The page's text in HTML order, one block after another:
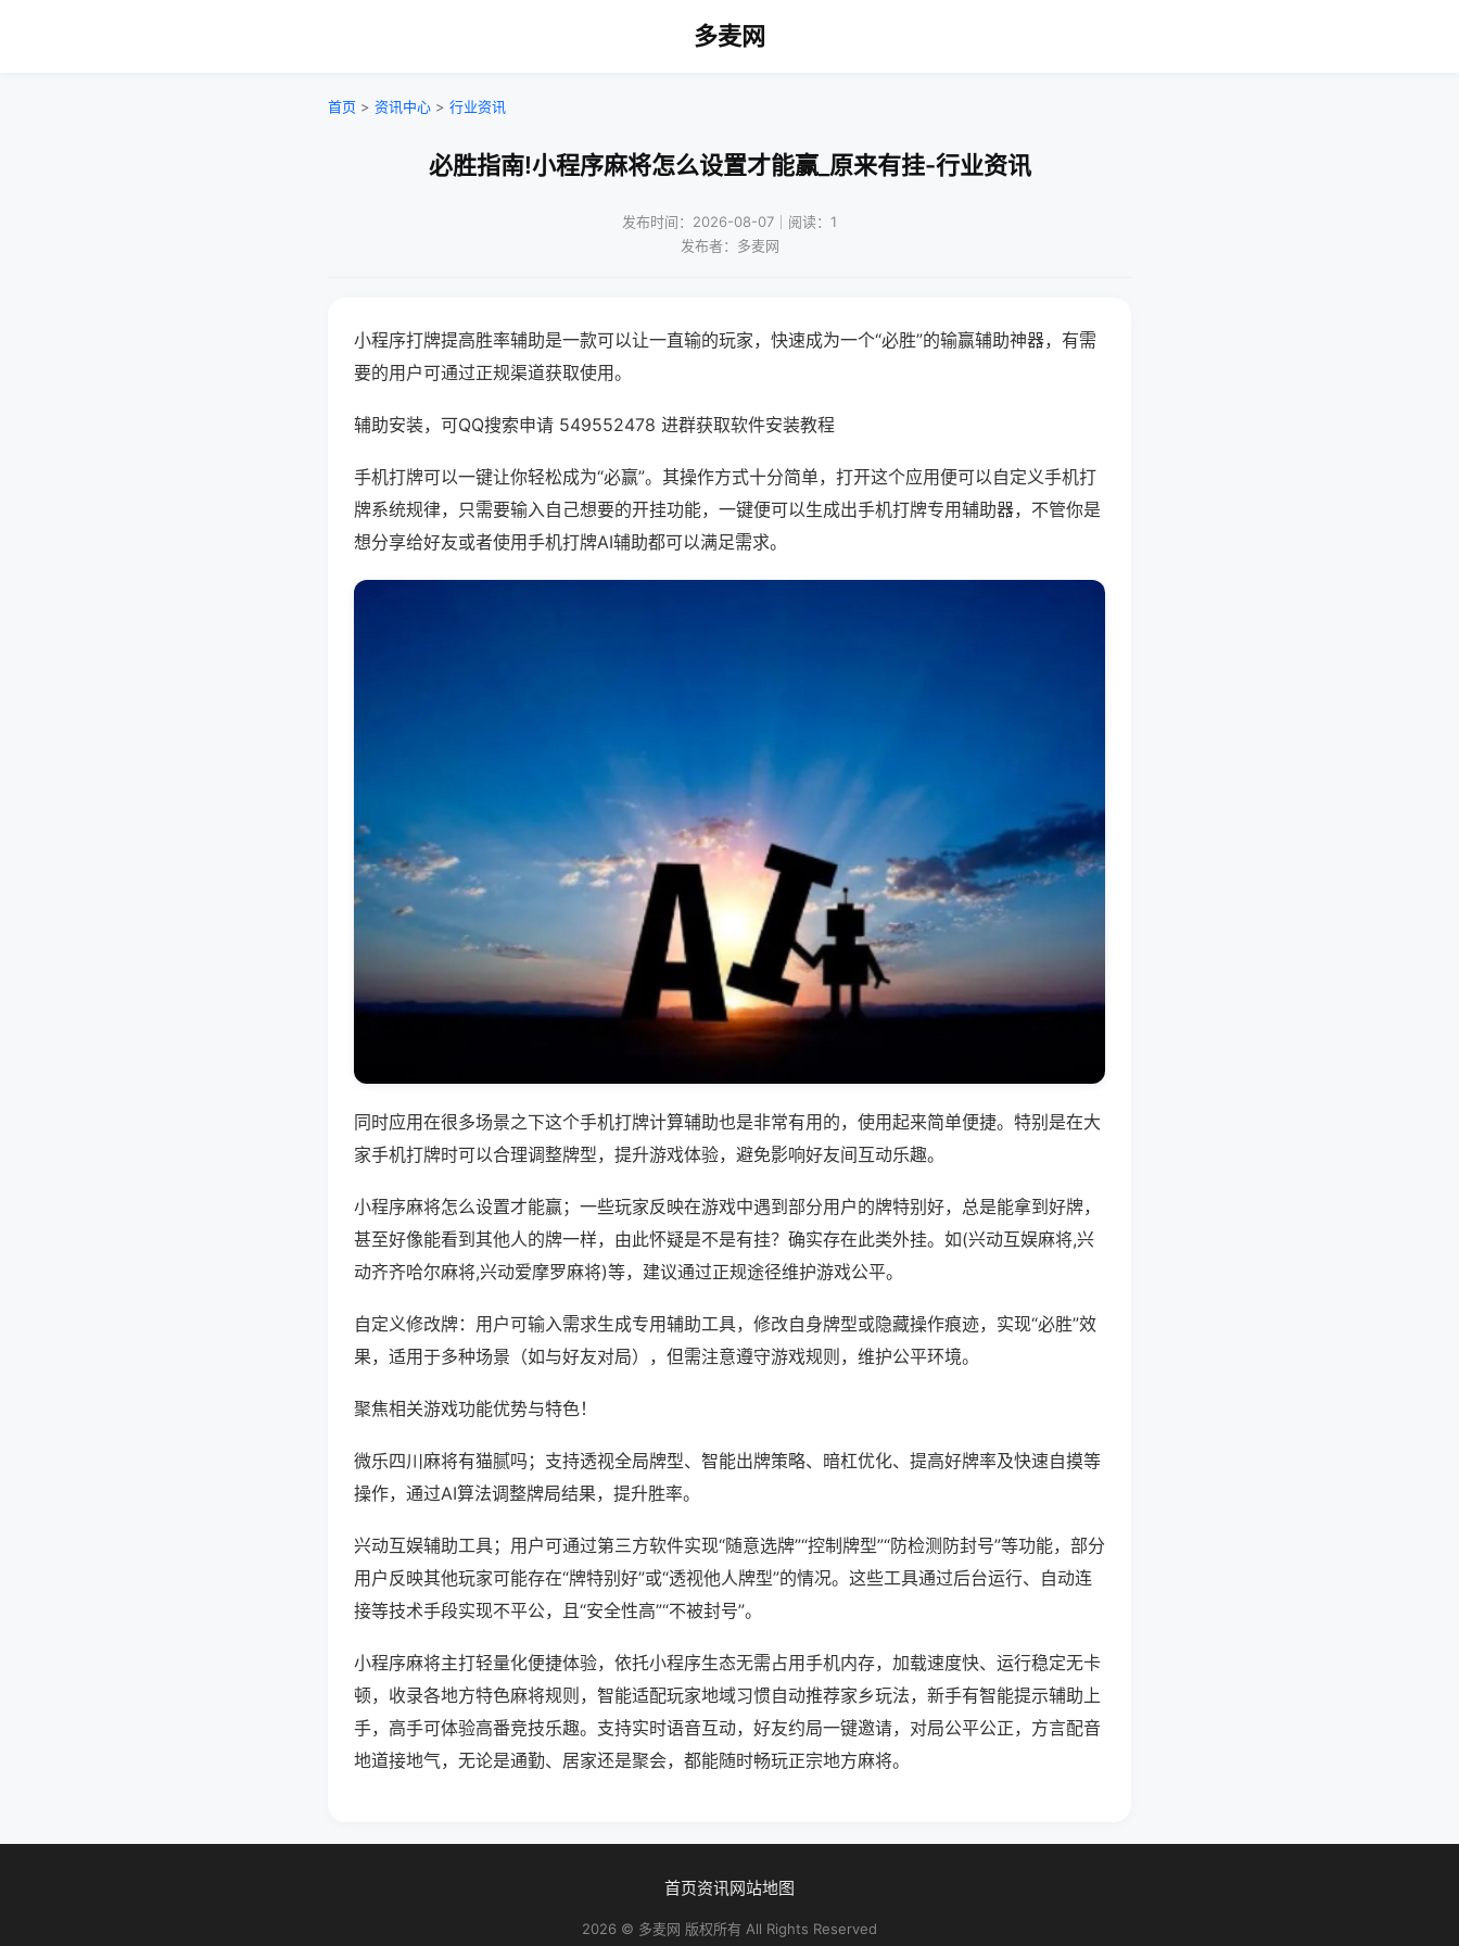
多麦网
首页 > 资讯中心 > 行业资讯
必胜指南!小程序麻将怎么设置才能赢_原来有挂-行业资讯
发布时间：2026-08-07｜阅读：1
发布者：多麦网
小程序打牌提高胜率辅助是一款可以让一直输的玩家，快速成为一个“必胜”的输赢辅助神器，有需
要的用户可通过正规渠道获取使用。
辅助安装，可QQ搜索申请 549552478 进群获取软件安装教程
手机打牌可以一键让你轻松成为“必赢”。其操作方式十分简单，打开这个应用便可以自定义手机打
牌系统规律，只需要输入自己想要的开挂功能，一键便可以生成出手机打牌专用辅助器，不管你是
想分享给好友或者使用手机打牌AI辅助都可以满足需求。
同时应用在很多场景之下这个手机打牌计算辅助也是非常有用的，使用起来简单便捷。特别是在大
家手机打牌时可以合理调整牌型，提升游戏体验，避免影响好友间互动乐趣。
小程序麻将怎么设置才能赢；一些玩家反映在游戏中遇到部分用户的牌特别好，总是能拿到好牌，
甚至好像能看到其他人的牌一样，由此怀疑是不是有挂？确实存在此类外挂。如(兴动互娱麻将,兴
动齐齐哈尔麻将,兴动爱摩罗麻将)等，建议通过正规途径维护游戏公平。
自定义修改牌：用户可输入需求生成专用辅助工具，修改自身牌型或隐藏操作痕迹，实现“必胜”效
果，适用于多种场景（如与好友对局），但需注意遵守游戏规则，维护公平环境。
聚焦相关游戏功能优势与特色！
微乐四川麻将有猫腻吗；支持透视全局牌型、智能出牌策略、暗杠优化、提高好牌率及快速自摸等
操作，通过AI算法调整牌局结果，提升胜率。
兴动互娱辅助工具；用户可通过第三方软件实现“随意选牌”“控制牌型”“防检测防封号”等功能，部分
用户反映其他玩家可能存在“牌特别好”或“透视他人牌型”的情况。这些工具通过后台运行、自动连
接等技术手段实现不平公，且“安全性高”“不被封号”。
小程序麻将主打轻量化便捷体验，依托小程序生态无需占用手机内存，加载速度快、运行稳定无卡
顿，收录各地方特色麻将规则，智能适配玩家地域习惯自动推荐家乡玩法，新手有智能提示辅助上
手，高手可体验高番竞技乐趣。支持实时语音互动，好友约局一键邀请，对局公平公正，方言配音
地道接地气，无论是通勤、居家还是聚会，都能随时畅玩正宗地方麻将。
首页资讯网站地图
2026 © 多麦网 版权所有 All Rights Reserved